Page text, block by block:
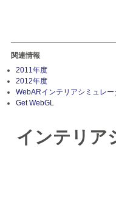
関連情報
2011年度
2012年度
WebARインテリアシミュレー
Get WebGL
インテリア